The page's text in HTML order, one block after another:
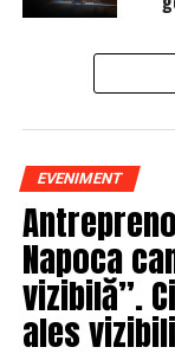
NU RATATI
S-ar putea
EVENIMENT
Napoca
vizibilă”.
ales